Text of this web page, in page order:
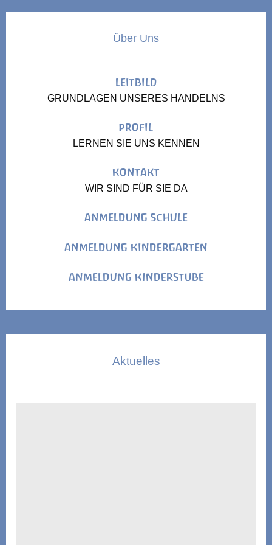
Über Uns
LEITBILD
GRUNDLAGEN UNSERES HANDELNS
PROFIL
LERNEN SIE UNS KENNEN
KONTAKT
WIR SIND FÜR SIE DA
ANMELDUNG SCHULE
ANMELDUNG KINDERGARTEN
ANMELDUNG KINDERSTUBE
Aktuelles